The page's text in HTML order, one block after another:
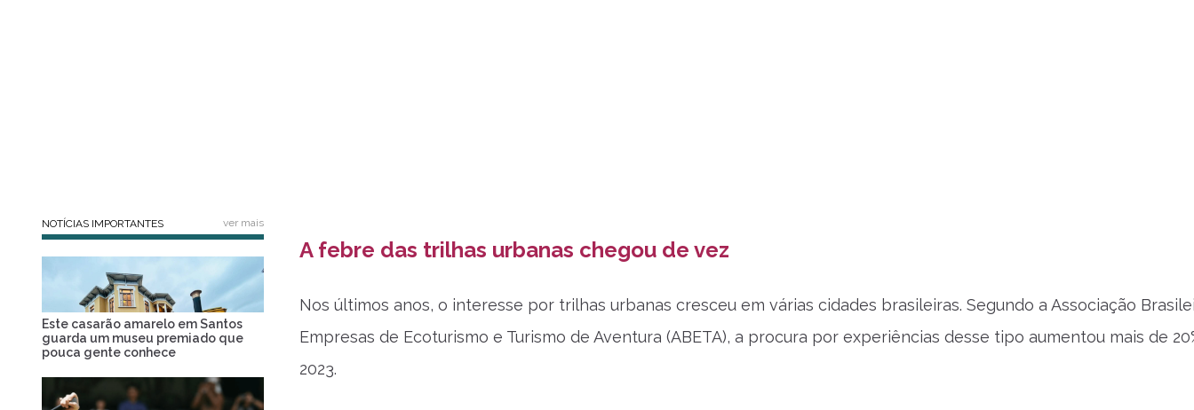
A febre das trilhas urbanas chegou de vez
Nos últimos anos, o interesse por trilhas urbanas cresceu em várias cidades brasileiras. Segundo a Associação
Empresas de Ecoturismo e Turismo de Aventura (ABETA), a procura por experiências desse tipo aumentou mais de
2023.
NOTÍCIAS IMPORTANTES ver mais
Este casarão amarelo em Santos
guarda um museu premiado que
pouca gente conhece